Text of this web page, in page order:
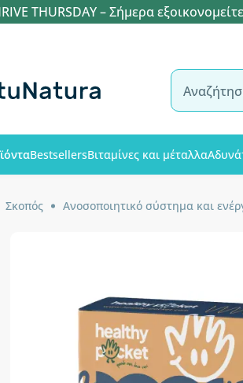
THURSDAY – Σήμερα
BestsellersΒιταμίνες και μέταλλα
Σκοπός Ανοσοποιητικό σύστημα και